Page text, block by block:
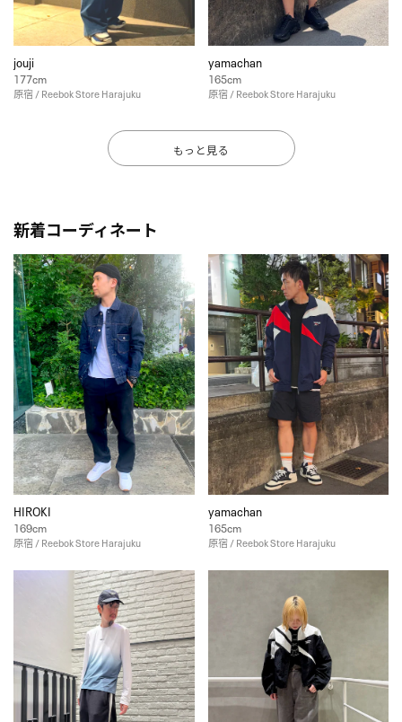
jouji
177cm
原宿 / Reebok Store Harajuku
yamachan
165cm
原宿 / Reebok Store Harajuku
もっと見る
新着コーディネート
HIROKI
169cm
原宿 / Reebok Store Harajuku
yamachan
165cm
原宿 / Reebok Store Harajuku